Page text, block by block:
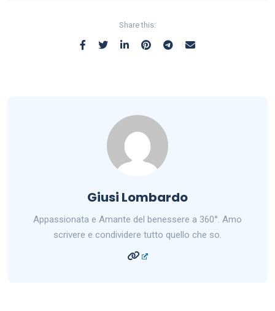
Share this:
Giusi Lombardo
Appassionata e Amante del benessere a 360°. Amo
scrivere e condividere tutto quello che so.